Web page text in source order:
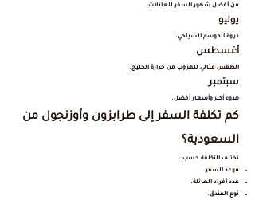
من أفضل شهور السفر للعائلات.
يوليو
ذروة الموسم السياحي.
أغسطس
الطقس مثالي للهروب من حرارة الخليج.
سبتمبر
هدوء أكبر وأسعار أفضل.
كم تكلفة السفر إلى طرابزون وأوزنجول من
السعودية؟
تختلف التكلفة حسب:
موعد السفر.
عدد أفراد العائلة.
نوع الفندق.